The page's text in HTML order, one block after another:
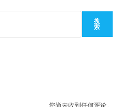
搜
索
您尚未收到任何评论。